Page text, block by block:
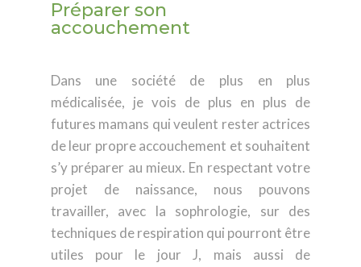
Préparer son
accouchement
Dans une société de plus en plus
médicalisée, je vois de plus en plus de
futures mamans qui veulent rester actrices
de leur propre accouchement et souhaitent
s’y préparer au mieux. En respectant votre
projet de naissance, nous pouvons
travailler, avec la sophrologie, sur des
techniques de respiration qui pourront être
utiles pour le jour J, mais aussi de